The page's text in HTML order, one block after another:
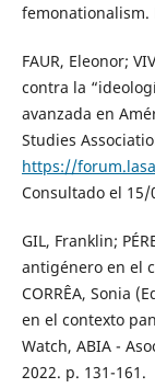
femonationalism.
FAUR, Eleonor;
contra la
avanzada en
Studies
https://
Consultado el 15/
GIL, Franklin;
antigénero en el
CORRÊA, Sonia
en el contexto
Watch, ABIA -
2022. p. 131-161.